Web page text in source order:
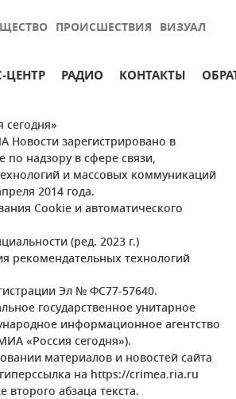
ПРОИСШЕСТВИЯ ВИЗУАЛ
ЦЕНТР РАДИО КОНТАКТЫ
Новости зарегистрировано в
по надзору в сфере связи,
и массовых коммуникаций
2014 года.
Cookie и автоматического
(ред. 2023 г.)
рекомендательных технологий
Эл № ФС77-57640.
государственное унитарное
информационное агентство
«Россия сегодня»).
материалов и новостей сайта
на https://crimea.ria.ru
второго абзаца текста.